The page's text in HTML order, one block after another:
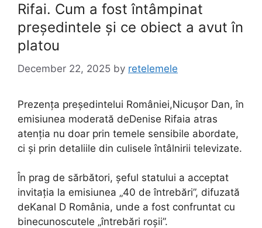
Rifai. Cum a fost întâmpinat
președintele și ce obiect a avut în
platou
December 22, 2025 by retelemele
Prezența președintelui României,Nicușor Dan, în
emisiunea moderată deDenise Rifaia atras
atenția nu doar prin temele sensibile abordate,
ci și prin detaliile din culisele întâlnirii televizate.
În prag de sărbători, șeful statului a acceptat
invitația la emisiunea „40 de întrebări”, difuzată
deKanal D România, unde a fost confruntat cu
binecunoscutele „întrebări roșii”.